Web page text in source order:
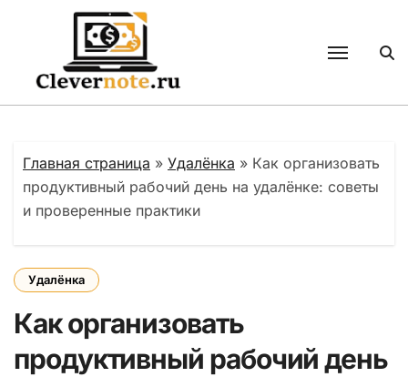
содержанию
Главная страница » Удалёнка » Как организовать
продуктивный рабочий день на удалёнке: советы
и проверенные практики
Удалёнка
Как организовать
продуктивный рабочий день